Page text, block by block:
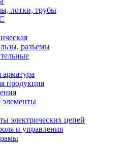
лотки, трубы
разъемы
арматура
продукция
элементы
электрических цепей
и управления